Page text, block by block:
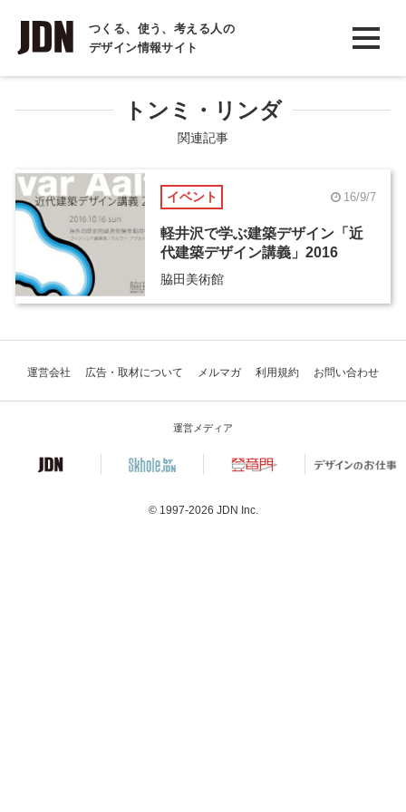
つくる、使う、考える人の
デザイン情報サイト
INTERVIEW
インタビュー
REPORT
COLUMN
コラム
トンミ・リンダ
関連記事
イベント 16/9/7
軽井沢で学ぶ建築デザイン「近
代建築デザイン講義」2016
脇田美術館
運営会社 広告・取材について メルマガ 利用規約 お問い合わせ
運営メディア
© 1997-2026 JDN Inc.